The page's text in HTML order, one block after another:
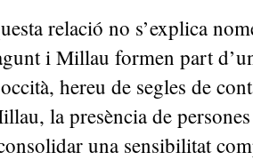
relació no s’explica
i Millau formen part
hereu de segles de
la presència de
una sensibilitat